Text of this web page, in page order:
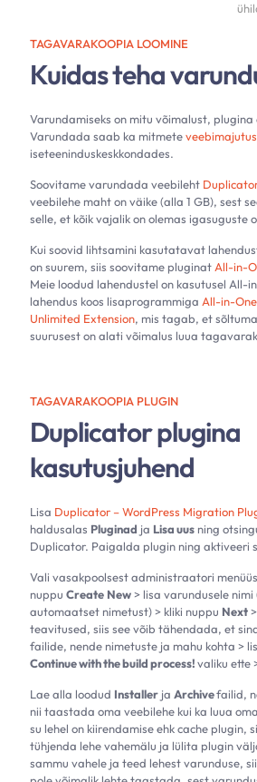
TAGAVARAKOOPIA LOOMINE
Kuidas teha
Varundamiseks on mitu võimalust, plugina
Varundada saab ka mitmete
iseteeninduskeskkondades.
Soovitame varundada veebileht
veebilehe maht on väike (alla 1 GB), sest
selle, et kõik vajalik on olemas igasuguste
Kui soovid lihtsamini kasutatavat
on suurem, siis soovitame pluginatAll-in-
Meie loodud lahendustel on kasutusel All-
lahendus koos lisaprogrammiga All-in-
Unlimited Extension, mis tagab, et
suurusest on alati võimalus luua
TAGAVARAKOOPIA PLUGIN
Duplicator plugina
kasutusjuhend
Lisa Duplicator – WordPress Migration
haldusalas Pluginad ja Lisa uus ning
Duplicator. Paigalda plugin ning aktiveeri
Vali vasakpoolsest administraatori
nuppu Create New> lisa varundusele nimi
automaatset nimetust) > kliki nuppu Next
teavitused, siis see võib tähendada, et
failide, nende nimetuste ja mahu kohta >
Continue with the build process!valiku ette
Lae alla loodud Installer ja Archivefailid,
nii taastada oma veebilehe kui ka luua
su lehel on kiirendamise ehk cache plugin,
tühjenda lehe vahemälu ja lülita plugin
sammu vahele ja teed lehest varunduse,